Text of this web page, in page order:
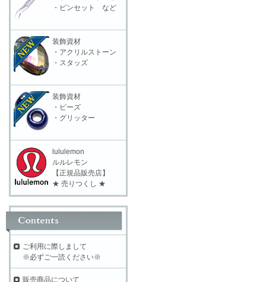
・ピンセット など
装飾資材
・アクリルストーン
・スタッズ
装飾資材
・ビーズ
・グリッター
lululemon
ルルレモン
【正規品販売店】
★ 売りつくし ★
ご利用に際しまして
※必ずご一読ください※
販売商品について